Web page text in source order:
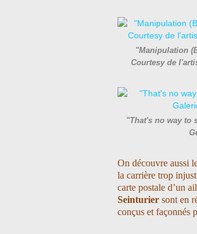
"Manipulation
Courtesy de
"That's no way to
On découvre aussi
la carrière trop
carte postale d’un
Seinturier sont en
conçus et façonnés